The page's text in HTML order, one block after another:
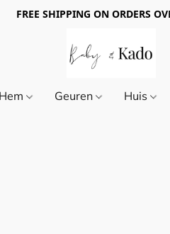
FREE SHIPPING ON ORDERS
Geuren Huis